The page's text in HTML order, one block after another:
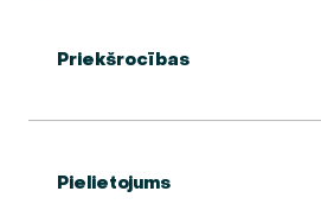
Priekšrocības
Pielietojums